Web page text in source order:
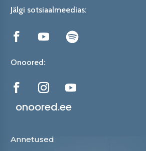
Jälgi sotsiaalmeedias:
Onoored:
onoored.ee
Annetused